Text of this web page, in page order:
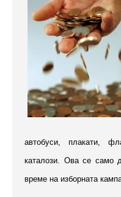
автобуси, плакати,
каталози. Ова се само
време на изборната